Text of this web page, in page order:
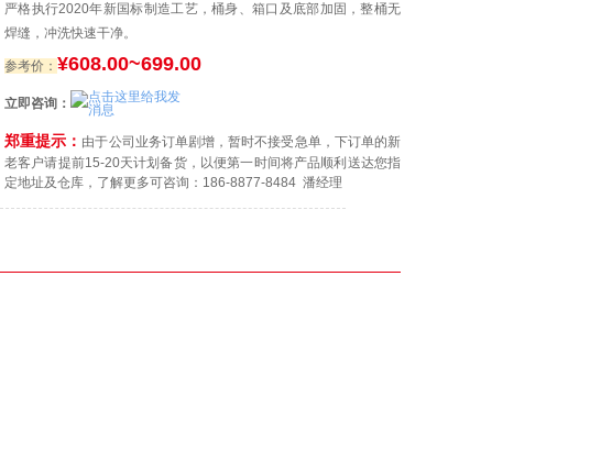
严格执行2020年新国标制造工艺，桶身、箱口及底部加固，整桶无
焊缝，冲洗快速干净。
参考价： ¥608.00~699.00
立即咨询：
郑重提示： 由于公司业务订单剧增，暂时不接受急单，下订单的新
老客户请提前15-20天计划备货，以便第一时间将产品顺利送达您指
定地址及仓库，了解更多可咨询：186-8877-8484 潘经理